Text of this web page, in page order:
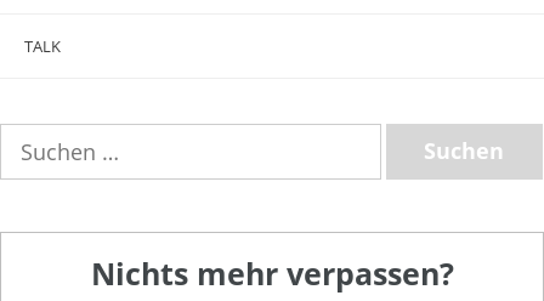
TALK
nach:
Nichts mehr verpassen?